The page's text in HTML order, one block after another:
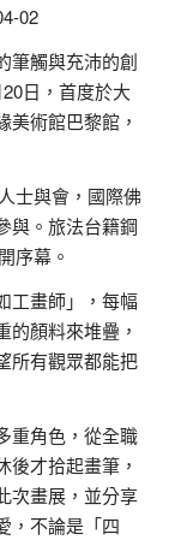
02
筆觸與充沛的創
日，首度於大
美術館巴黎館，
士與會，國際佛
與。旅法台籍鋼
序幕。
工畫師」，每幅
顏料來堆疊，
所有觀眾都能把
重角色，從全職
後才拾起畫筆，
次畫展，並分享
，不論是「四